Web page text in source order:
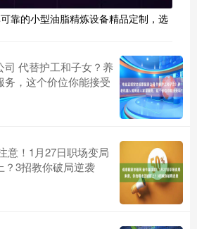
靠的小型油脂精炼设备精品定制，选
代替护工和子女？养
，这个价位你能接受
意！1月27日职场变局
？3招教你破局逆袭